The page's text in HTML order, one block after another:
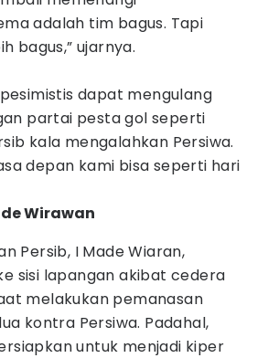
adalah tim bagus. Tapi
bagus,” ujarnya.
dapat mengulang
partai pesta gol seperti
kala mengalahkan Persiwa.
depan kami bisa seperti hari
Wirawan
Persib, I Made Wiaran,
sisi lapangan akibat cedera
melakukan pemanasan
kontra Persiwa. Padahal,
untuk menjadi kiper